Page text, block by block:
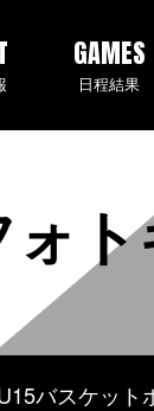
GAMES
日程結果
ォ
バスケット